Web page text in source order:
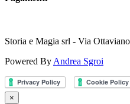
Storia e Magia srl - Via
Powered By Andrea Sgroi
×